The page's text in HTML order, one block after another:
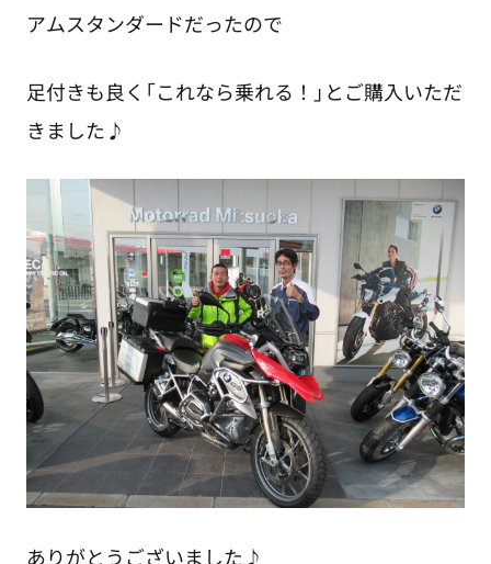
アムスタンダードだったので
足付きも良く「これなら乗れる！」とご購入いただ
きました♪
ありがとうございました♪